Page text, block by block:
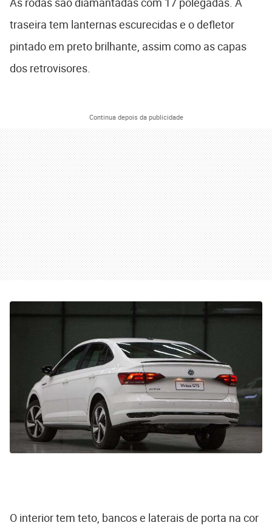
traseira tem lanternas escurecidas e o defletor
pintado em preto brilhante, assim como as capas
dos retrovisores.
Continua depois da publicidade
O interior tem teto, bancos e laterais de porta na cor